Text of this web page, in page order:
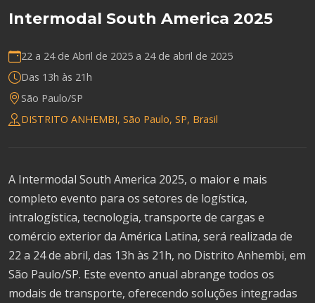
Intermodal South America 2025
22 a 24 de Abril de 2025 a 24 de abril de 2025
Das 13h às 21h
São Paulo/SP
DISTRITO ANHEMBI, São Paulo, SP, Brasil
A Intermodal South America 2025, o maior e mais
completo evento para os setores de logística,
intralogística, tecnologia, transporte de cargas e
comércio exterior da América Latina, será realizada de
22 a 24 de abril, das 13h às 21h, no Distrito Anhembi, em
São Paulo/SP. Este evento anual abrange todos os
modais de transporte, oferecendo soluções integradas